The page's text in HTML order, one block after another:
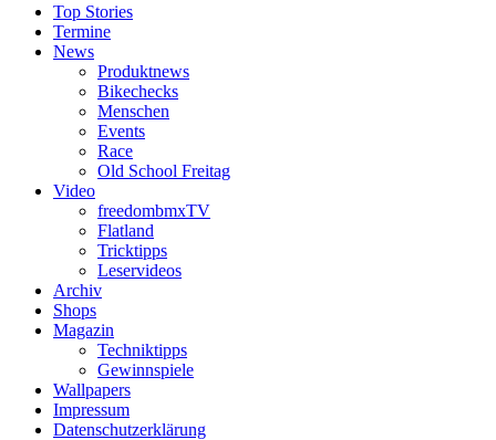
Top Stories
Termine
News
Produktnews
Bikechecks
Menschen
Events
Race
Old School Freitag
Video
freedombmxTV
Flatland
Tricktipps
Leservideos
Archiv
Shops
Magazin
Techniktipps
Gewinnspiele
Wallpapers
Impressum
Datenschutzerklärung